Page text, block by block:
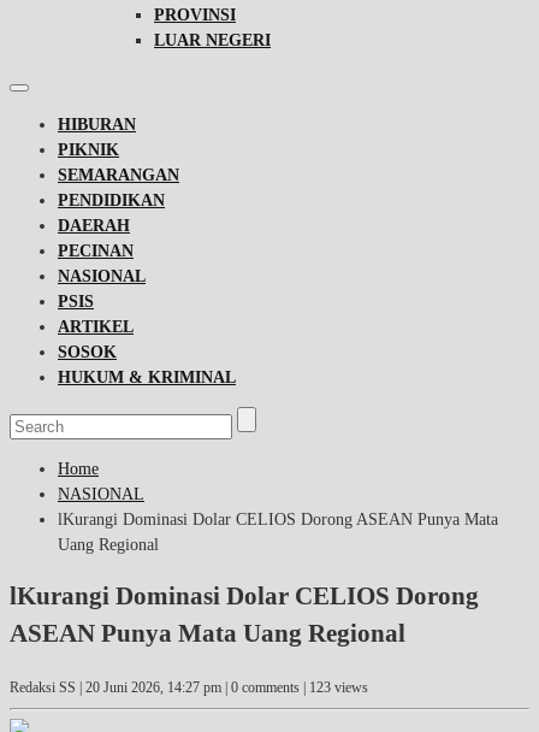
PROVINSI
LUAR NEGERI
HIBURAN
PIKNIK
SEMARANGAN
PENDIDIKAN
DAERAH
PECINAN
NASIONAL
PSIS
ARTIKEL
SOSOK
HUKUM & KRIMINAL
Home
NASIONAL
lKurangi Dominasi Dolar CELIOS Dorong ASEAN Punya Mata
Uang Regional
lKurangi Dominasi Dolar CELIOS Dorong
ASEAN Punya Mata Uang Regional
Redaksi SS | 20 Juni 2026, 14:27 pm | 0 comments | 123 views